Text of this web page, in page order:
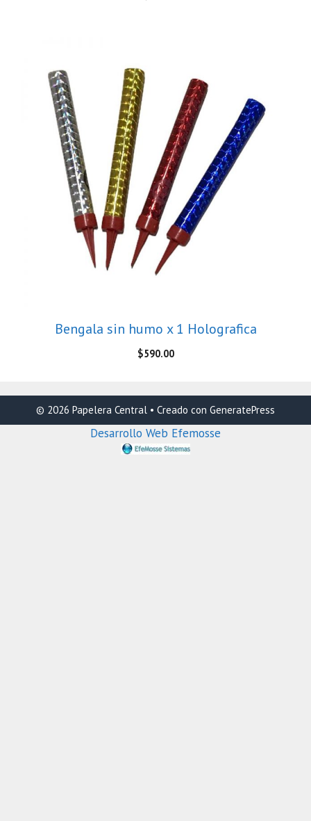
Bengala sin humo x 1 Holografica
$590.00
© 2026 Papelera Central • Creado con GeneratePress
Desarrollo Web Efemosse